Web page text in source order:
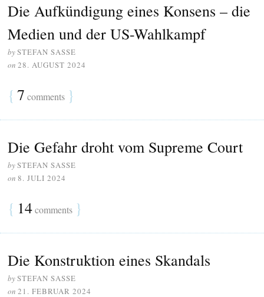
Die Aufkündigung eines Konsens – die
Medien und der US-Wahlkampf
bySTEFAN SASSE
on 28. AUGUST 2024
{ 7 comments }
Die Gefahr droht vom Supreme Court
bySTEFAN SASSE
on 8. JULI 2024
{ 14comments }
Die Konstruktion eines Skandals
bySTEFAN SASSE
on 21. FEBRUAR 2024